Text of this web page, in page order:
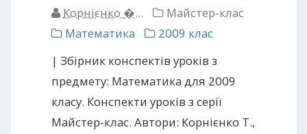
Корнієнко �...
Майстер-клас
Математика
2009 клас
| Збірник конспектів уроків з
предмету: Математика для 2009
класу. Конспекти уроків з серії
Майстер-клас. Автори: Корнієнко Т.,